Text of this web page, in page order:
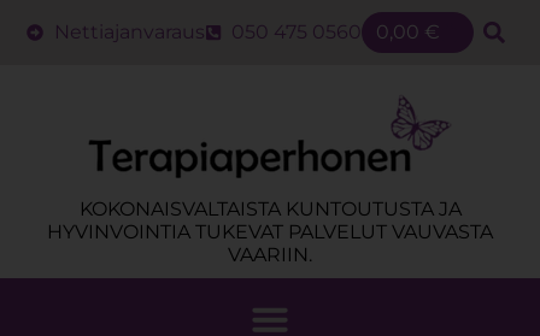
Nettiajanvaraus 050 475 0560 0,00 €
KOKONAISVALTAISTA KUNTOUTUSTA JA
HYVINVOINTIA TUKEVAT PALVELUT VAUVASTA
VAARIIN.